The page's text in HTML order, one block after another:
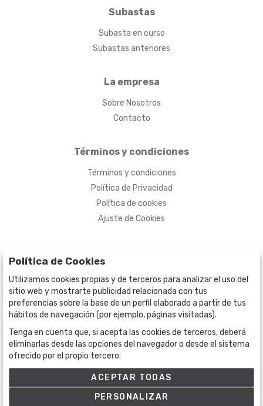
Subastas
Subasta en curso
Subastas anteriores
La empresa
Sobre Nosotros
Contacto
Términos y condiciones
Términos y condiciones
Política de Privacidad
Política de cookies
Ajuste de Cookies
BOGOTÁ
CALLE 70 # 10a - 59 BOGOTÁ, CO
(+57) 301 271 1444
info@bogotaauctions.com
Política de Cookies
Utilizamos cookies propias y de terceros para analizar el uso del
sitio web y mostrarte publicidad relacionada con tus
preferencias sobre la base de un perfil elaborado a partir de tus
hábitos de navegación (por ejemplo, páginas visitadas).
Tenga en cuenta que, si acepta las cookies de terceros, deberá
eliminarlas desde las opciones del navegador o desde el sistema
ofrecido por el propio tercero.
ACEPTAR TODAS
PERSONALIZAR